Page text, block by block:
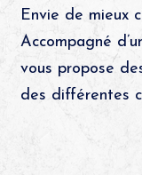
Envie de mieux
Accompagné
vous propose
des différentes